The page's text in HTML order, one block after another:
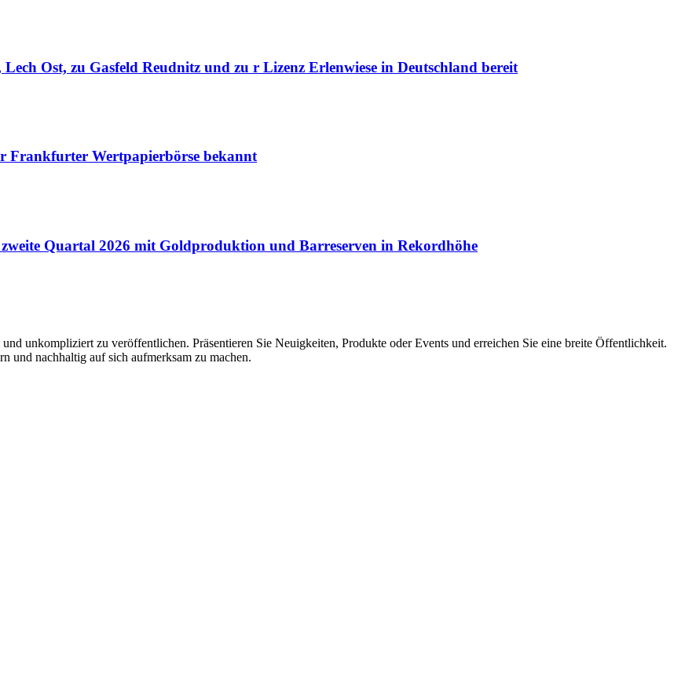
Ost, zu Gasfeld Reudnitz und zu r Lizenz Erlenwiese in Deutschland bereit
Frankfurter Wertpapierbörse bekannt
Quartal 2026 mit Goldproduktion und Barreserven in Rekordhöhe
unkompliziert zu veröffentlichen. Präsentieren Sie Neuigkeiten, Produkte oder Events und erreichen Sie eine breite Öffentlichkeit.
und nachhaltig auf sich aufmerksam zu machen.